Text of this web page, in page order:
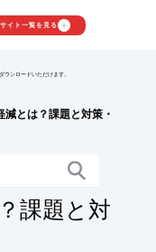
イト一覧を見る
ンロードいただけます。
減とは？課題と対策・
課題と対